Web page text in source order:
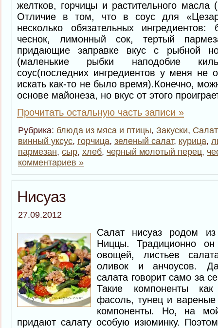
желтков, горчицы и растительного масла
Отличие в том, что в соус для
несколько обязательных ингредиентов:
чеснок, лимонный сок, тертый
придающие заправке вкус с рыбной
(маленькие рыбки наподобие
соус(последних ингредиентов у меня не
искать как-то не было время).Конечно,
основе майонеза, но вкус от этого
Прочитать остальную часть записи »
Рубрика: блюда из мяса и птицы, Закуски,
винный уксус, горчица, зеленый салат, курица,
пармезан, сыр, хлеб, черный молотый перец,
комментариев »
Нисуаз
27.09.2012
Салат нисуаз родом из
Ниццы. Традиционно он
овощей, листьев
оливок и анчоусов.
салата говорит само за
Такие компоненты
фасоль, тунец и
компоненты. Но, на
придают салату особую изюминку.